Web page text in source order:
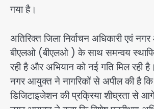
गया है।
अतिरिक्त जिला निर्वाचन अधिकारी एवं
बीएलओ (बीएलओ ) के साथ समन्वय
रही है और अभियान को नई गति मिल रही है।
नगर आयुक्त ने नागरिकों से अपील की है
डिजिटाइजेशन की प्रक्रिया शीघ्रता से